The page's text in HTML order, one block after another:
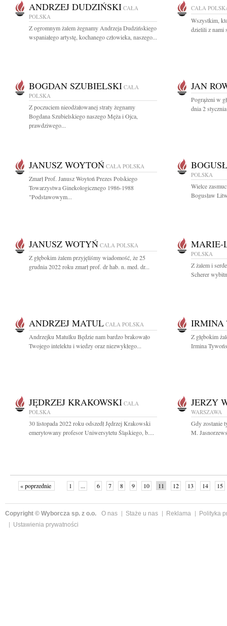
ANDRZEJ DUDZIŃSKI CAŁA
POLSKA
Z ogromnym żalem żegnamy Andrzeja Dudzińskiego
wspaniałego artystę, kochanego człowieka, naszego...
CAŁA
Wszystkim,
dzielili z nami
BOGDAN SZUBIELSKI CAŁA
POLSKA
Z poczuciem nieodżałowanej straty żegnamy
Bogdana Szubielskiego naszego Męża i Ojca,
prawdziwego...
JAN
Pogrążeni w
dnia 2
JANUSZ WOYTOŃ CAŁA POLSKA
Zmarł Prof. Janusz Woytoń Prezes Polskiego
Towarzystwa Ginekologicznego 1986-1988
"Podstawowym...
POLSKA
Wielce
Bogusław
JANUSZ WOTYŃ CAŁA POLSKA
Z głębokim żalem przyjęliśmy wiadomość, że 25
grudnia 2022 roku zmarł prof. dr hab. n. med. dr...
MARIE-
POLSKA
Z żalem i
Scherer
ANDRZEJ MATUL CAŁA POLSKA
Andrzejku Matulku Będzie nam bardzo brakowało
Twojego intelektu i wiedzy oraz niezwykłego...
IRMINA
Z głębokim
Irmina
JĘDRZEJ KRAKOWSKI CAŁA
POLSKA
30 listopada 2022 roku odszedł Jędrzej Krakowski
emerytowany profesor Uniwersytetu Śląskiego, b....
JERZY
WARSZAWA
Gdy zostanie
M.
« poprzednie 1 ... 6 7 8 9 10 11 12 13 14 15
Copyright © Wyborcza sp. z o.o. O nas Staże u nas Reklama
Polityka
Ustawienia prywatności